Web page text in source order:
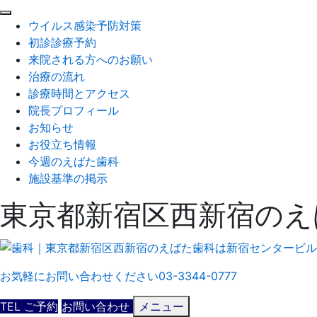
ウイルス感染予防対策
初診診療予約
来院される方へのお願い
治療の流れ
診療時間とアクセス
院長プロフィール
お知らせ
お役立ち情報
今週のえばた歯科
施設基準の掲示
東京都新宿区西新宿の
お気軽にお問い合わせください03-3344-0777
TEL ご予約 お問い合わせ メニュー